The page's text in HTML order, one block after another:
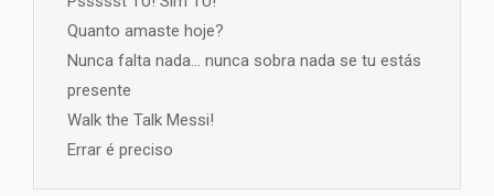
Quanto amaste hoje?
Nunca falta nada… nunca sobra nada se tu estás
presente
Walk the Talk Messi!
Errar é preciso